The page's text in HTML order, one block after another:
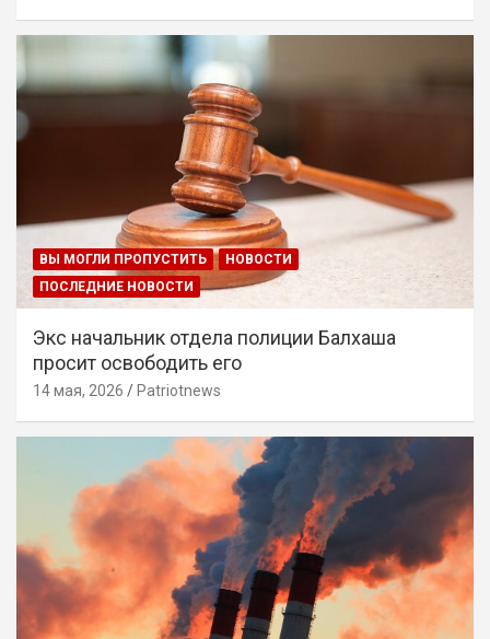
ВЫ МОГЛИ ПРОПУСТИТЬ
НОВОСТИ
ПОСЛЕДНИЕ НОВОСТИ
Экс начальник отдела полиции Балхаша
просит освободить его
14 мая, 2026 Patriotnews